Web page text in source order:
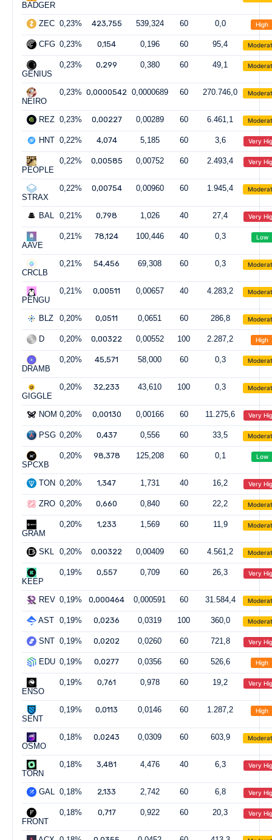
BADGER
ZEC 0,23% 423,755 539,324 60 0,0 High
CFG 0,23% 0,154 0,196 60 95,4
GENIUS
0,23% 0,299 0,380 60 49,1
NEIRO
0,23% 0,0000542 0,0000689 60 270.746,0
REZ 0,23% 0,00227 0,00289 60 6.461,1
HNT 0,22% 4,074 5,185 60 3,6 Very
PEOPLE
0,22% 0,00585 0,00752 60 2.493,4 Very
STRAX
0,22% 0,00754 0,00960 60 1.945,4
BAL 0,21% 0,798 1,026 40 27,4 Very
AAVE
0,21% 78,124 100,446 40 0,3 Low
CRCLB
0,21% 54,456 69,308 60 0,3
PENGU
0,21% 0,00511 0,00657 40 4.283,2
BLZ 0,20% 0,0511 0,0651 60 286,8
D 0,20% 0,00322 0,00552 100 2.287,2 High
DRAMB
0,20% 45,571 58,000 60 0,3
GIGGLE
0,20% 32,233 43,610 100 0,3
NOM 0,20% 0,00130 0,00166 60 11.275,6 Very
PSG 0,20% 0,437 0,556 60 33,5
SPCXB
0,20% 98,378 125,208 60 0,1 Low
TON 0,20% 1,347 1,731 40 16,2 Very
ZRO 0,20% 0,660 0,840 60 22,2
GRAM
0,20% 1,233 1,569 60 11,9
SKL 0,20% 0,00322 0,00409 60 4.561,2
KEEP
0,19% 0,557 0,709 60 26,3 Very
REV 0,19% 0,000464 0,000591 60 31.584,4
AST 0,19% 0,0236 0,0319 100 360,0
SNT 0,19% 0,0202 0,0260 60 721,8 Very
EDU 0,19% 0,0277 0,0356 60 526,6 High
ENSO
0,19% 0,761 0,978 60 19,2 Very
SENT
0,19% 0,0113 0,0146 60 1.287,2 High
OSMO
0,18% 0,0243 0,0309 60 603,9
TORN
0,18% 3,481 4,476 40 6,3 Very
GAL 0,18% 2,133 2,742 60 6,8 Very
FRONT
0,18% 0,717 0,922 60 20,3 Very